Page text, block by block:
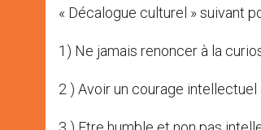
« Décalogue culturel » suivant
1) Ne jamais renoncer à la
2 ) Avoir un courage